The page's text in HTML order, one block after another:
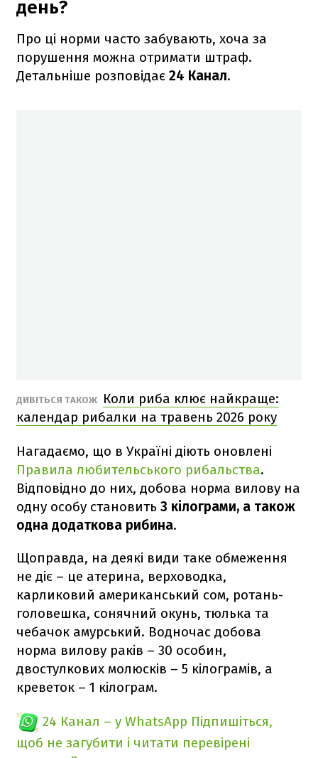
день?
Про ці норми часто забувають, хоча за
порушення можна отримати штраф.
Детальніше розповідає 24 Канал.
ДИВІТЬСЯ ТАКОЖ
Коли риба клює найкраще:
календар рибалки на травень 2026 року
Нагадаємо, що в Україні діють оновлені
Правила любительського рибальства.
Відповідно до них, добова норма вилову на
одну особу становить 3 кілограми, а також
одна додаткова рибина.
Щоправда, на деякі види таке обмеження
не діє – це атерина, верховодка,
карликовий американський сом, ротань-
головешка, сонячний окунь, тюлька та
чебачок амурський. Водночас добова
норма вилову раків – 30 особин,
двостулкових молюсків – 5 кілограмів, а
креветок – 1 кілограм.
24 Канал – у WhatsApp Підпишіться,
щоб не загубити і читати перевірені